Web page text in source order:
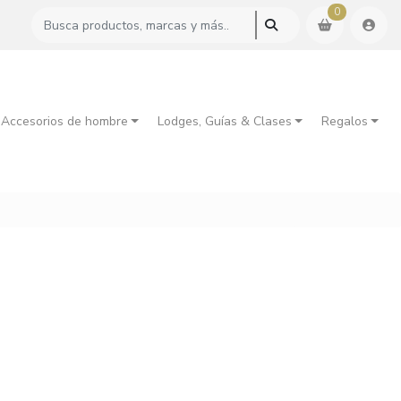
0
de hombre Lodges, Guías & Clases Regalos